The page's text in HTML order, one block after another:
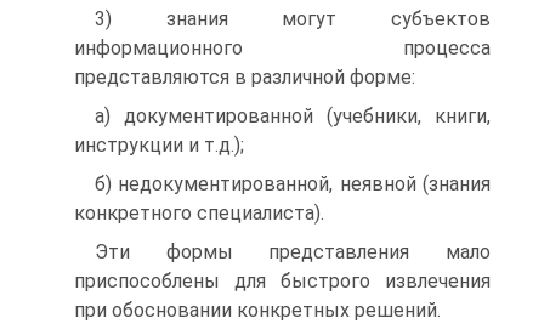
3) знания могут субъектов
информационного процесса
представляются в различной форме:
а) документированной (учебники, книги,
инструкции и т.д.);
б) недокументированной, неявной (знания
конкретного специалиста).
Эти формы представления мало
приспособлены для быстрого извлечения
при обосновании конкретных решений.